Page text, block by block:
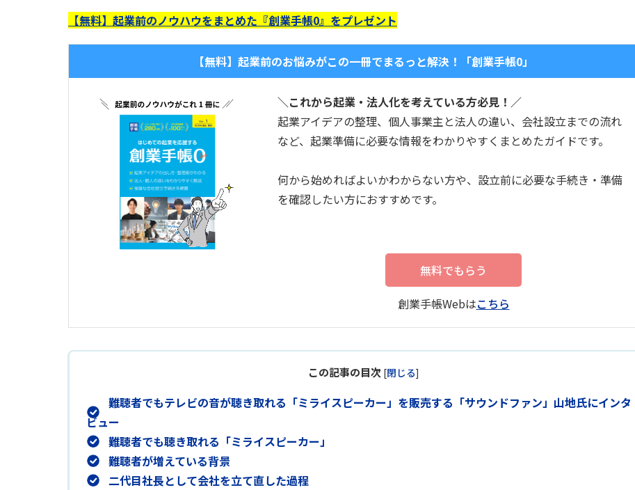
【無料】起業前のノウハウをまとめた『創業手帳0』をプレゼント
【無料】起業前のお悩みがこの一冊でまるっと解決！「創業手帳0」
＼これから起業・法人化を考えている方必見！／
起業アイデアの整理、個人事業主と法人の違い、会社設立までの流れ
など、起業準備に必要な情報をわかりやすくまとめたガイドです。
何から始めればよいかわからない方や、設立前に必要な手続き・準備
を確認したい方におすすめです。
無料でもらう
創業手帳Webはこちら
この記事の目次 [閉じる]
難聴者でもテレビの音が聴き取れる「ミライスピーカー」を販売する「サウンドファン」山地氏にインタ
ビュー
難聴者でも聴き取れる「ミライスピーカー」
難聴者が増えている背景
二代目社長として会社を立て直した過程